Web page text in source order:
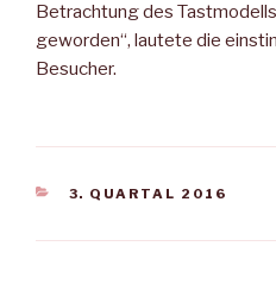
Betrachtung des
geworden“, lautete die
Besucher.
KATEGORIEN
3. QUARTAL 2016